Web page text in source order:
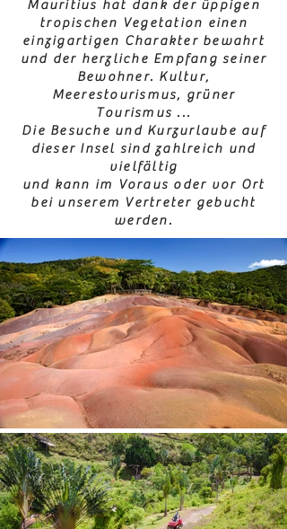
Mauritius hat dank der üppigen
tropischen Vegetation einen
einzigartigen Charakter bewahrt
und der herzliche Empfang seiner
Bewohner. Kultur,
Meerestourismus, grüner
Tourismus ...
Die Besuche und Kurzurlaube auf
dieser Insel sind zahlreich und
vielfältig
und kann im Voraus oder vor Ort
bei unserem Vertreter gebucht
werden.